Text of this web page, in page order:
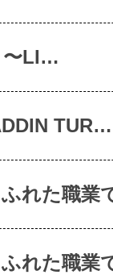
〜LI…
TUR…
れた職業
れた職業